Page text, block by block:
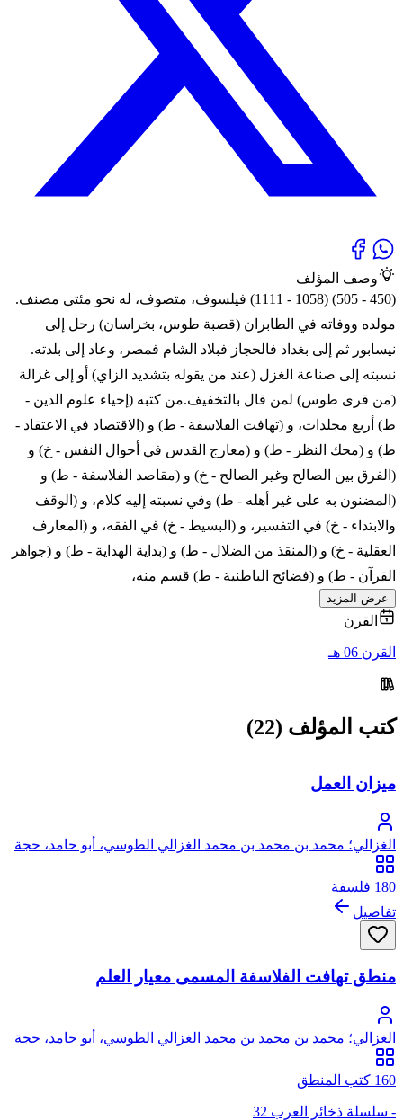
وصف المؤلف
(450 - 505) (1058 - 1111) فيلسوف، متصوف، له نحو مئتى مصنف.
مولده ووفاته في الطابران (قصبة طوس، بخراسان) رحل إلى
نيسابور ثم إلى بغداد فالحجاز فبلاد الشام فمصر، وعاد إلى بلدته.
نسبته إلى صناعة الغزل (عند من يقوله بتشديد الزاي) أو إلى غزالة
(من قرى طوس) لمن قال بالتخفيف.من كتبه (إحياء علوم الدين -
ط) أربع مجلدات، و (تهافت الفلاسفة - ط) و (الاقتصاد في الاعتقاد -
ط) و (محك النظر - ط) و (معارج القدس في أحوال النفس - خ) و
(الفرق بين الصالح وغير الصالح - خ) و (مقاصد الفلاسفة - ط) و
(المضنون به على غير أهله - ط) وفي نسبته إليه كلام، و (الوقف
والابتداء - خ) في التفسير، و (البسيط - خ) في الفقه، و (المعارف
العقلية - خ) و (المنقذ من الضلال - ط) و (بداية الهداية - ط) و (جواهر
القرآن - ط) و (فضائح الباطنية - ط) قسم منه،
عرض المزيد
القرن
القرن 06 هـ
كتب المؤلف (22)
ميزان العمل
الغزالي؛ محمد بن محمد بن محمد الغزالي الطوسي، أبو حامد، حجة
الإسلام
180 فلسفة
تفاصيل
منطق تهافت الفلاسفة المسمى معيار العلم
الغزالي؛ محمد بن محمد بن محمد الغزالي الطوسي، أبو حامد، حجة
الإسلام
160 كتب المنطق
- سلسلة ذخائر العرب 32